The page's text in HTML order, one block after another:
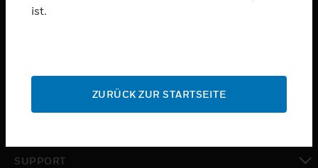
PRODUKTE
toggle view
toggle view
toggle view
SUPPORT
ist.
ZURÜCK ZUR STARTSEITE